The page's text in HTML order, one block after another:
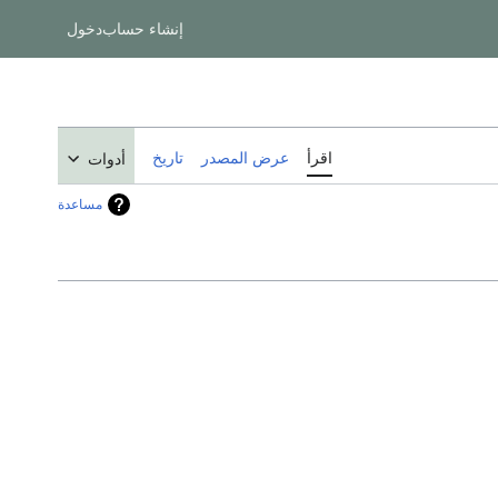
إنشاء حسابدخول
اقرأ عرض المصدر تاريخ أدوات
مساعدة